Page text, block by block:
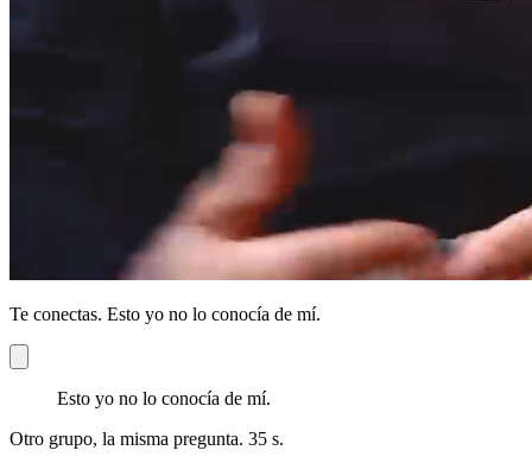
Te conectas. Esto yo no lo conocía de mí.
Esto yo no lo conocía de mí.
Otro grupo, la misma pregunta. 35 s.